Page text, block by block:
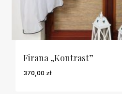
Firana „Kontrast”
370,00 zł